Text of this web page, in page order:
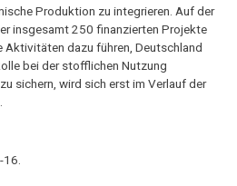
Produktion zu integrieren. Auf der
insgesamt 250 finanzierten Projekte
Aktivitäten dazu führen, Deutschland
bei der stofflichen Nutzung
sichern, wird sich erst im Verlauf der
16.